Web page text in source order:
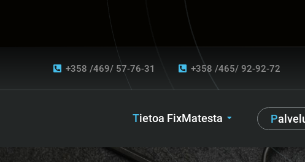
+358 /469/ 57-76-31 +358 /465/ 92-92-72
Tietoa FixMatesta